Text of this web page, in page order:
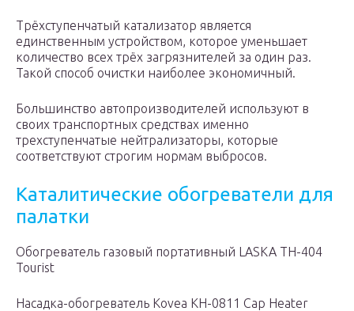
Трёхступенчатый катализатор является
единственным устройством, которое уменьшает
количество всех трёх загрязнителей за один раз.
Такой способ очистки наиболее экономичный.
Большинство автопроизводителей используют в
своих транспортных средствах именно
трехступенчатые нейтрализаторы, которые
соответствуют строгим нормам выбросов.
Каталитические обогреватели для
палатки
Обогреватель газовый портативный LASKA TH-404
Tourist
Насадка-обогреватель Kovea KH-0811 Cap Heater